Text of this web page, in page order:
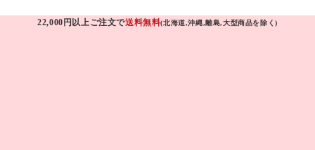
22,000円以上ご注文で送料無料(北海道,沖縄,離島,大型商品を除く)